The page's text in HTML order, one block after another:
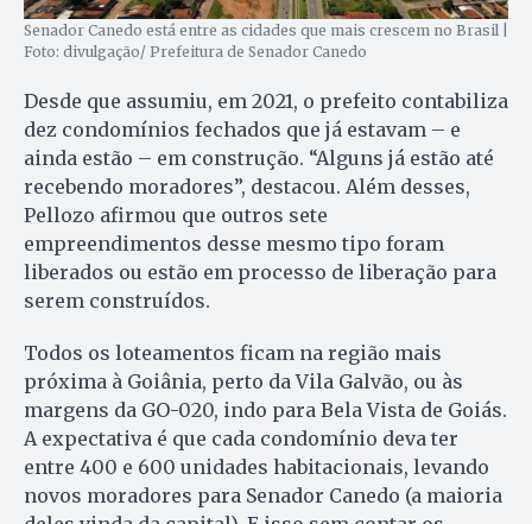
Senador Canedo está entre as cidades que mais crescem no Brasil |
Foto: divulgação/ Prefeitura de Senador Canedo
Desde que assumiu, em 2021, o prefeito contabiliza
dez condomínios fechados que já estavam – e
ainda estão – em construção. “Alguns já estão até
recebendo moradores”, destacou. Além desses,
Pellozo afirmou que outros sete
empreendimentos desse mesmo tipo foram
liberados ou estão em processo de liberação para
serem construídos.
Todos os loteamentos ficam na região mais
próxima à Goiânia, perto da Vila Galvão, ou às
margens da GO-020, indo para Bela Vista de Goiás.
A expectativa é que cada condomínio deva ter
entre 400 e 600 unidades habitacionais, levando
novos moradores para Senador Canedo (a maioria